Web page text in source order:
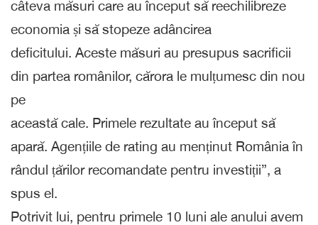
câteva măsuri care au început să reechilibreze
economia și să stopeze adâncirea
deficitului. Aceste măsuri au presupus sacrificii
din partea românilor, cărora le mulțumesc din nou
pe
această cale. Primele rezultate au început să
apară. Agențiile de rating au menținut România în
rândul țărilor recomandate pentru investiții”, a
spus el.
Potrivit lui, pentru primele 10 luni ale anului avem